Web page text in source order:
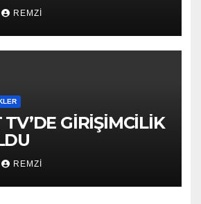
REMZI
GİRİŞİMCİLİK
REMZI